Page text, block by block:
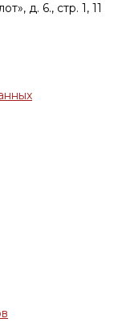
д. 6., стр. 1, 11